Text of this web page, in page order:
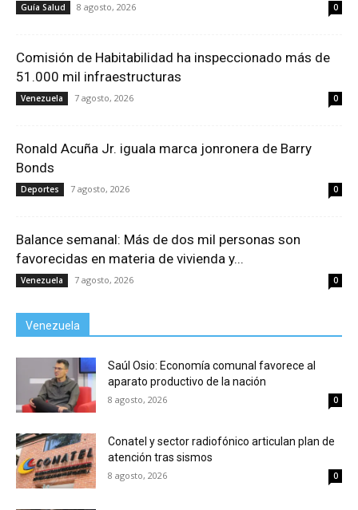
Guía Salud 8 agosto, 2026 0
Comisión de Habitabilidad ha inspeccionado más de
51.000 mil infraestructuras
Venezuela 7 agosto, 2026 0
Ronald Acuña Jr. iguala marca jonronera de Barry
Bonds
Deportes 7 agosto, 2026 0
Balance semanal: Más de dos mil personas son
favorecidas en materia de vivienda y...
Venezuela 7 agosto, 2026 0
Venezuela
Saúl Osio: Economía comunal favorece al
aparato productivo de la nación
8 agosto, 2026 0
Conatel y sector radiofónico articulan plan de
atención tras sismos
8 agosto, 2026 0